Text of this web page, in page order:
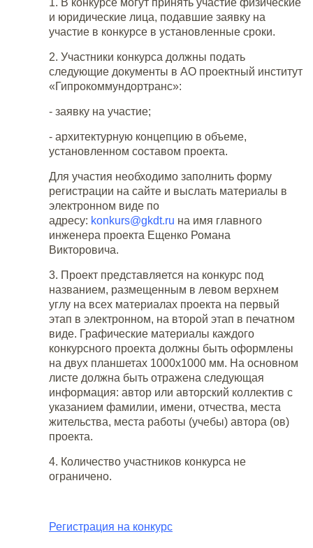
1. В конкурсе могут принять участие физические
и юридические лица, подавшие заявку на
участие в конкурсе в установленные сроки.
2. Участники конкурса должны подать
следующие документы в АО проектный институт
«Гипрокоммундортранс»:
- заявку на участие;
- архитектурную концепцию в объеме,
установленном составом проекта.
Для участия необходимо заполнить форму
регистрации на сайте и выслать материалы в
электронном виде по
адресу: konkurs@gkdt.ru на имя главного
инженера проекта Ещенко Романа
Викторовича.
3. Проект представляется на конкурс под
названием, размещенным в левом верхнем
углу на всех материалах проекта на первый
этап в электронном, на второй этап в печатном
виде. Графические материалы каждого
конкурсного проекта должны быть оформлены
на двух планшетах 1000х1000 мм. На основном
листе должна быть отражена следующая
информация: автор или авторский коллектив с
указанием фамилии, имени, отчества, места
жительства, места работы (учебы) автора (ов)
проекта.
4. Количество участников конкурса не
ограничено.
Регистрация на конкурс